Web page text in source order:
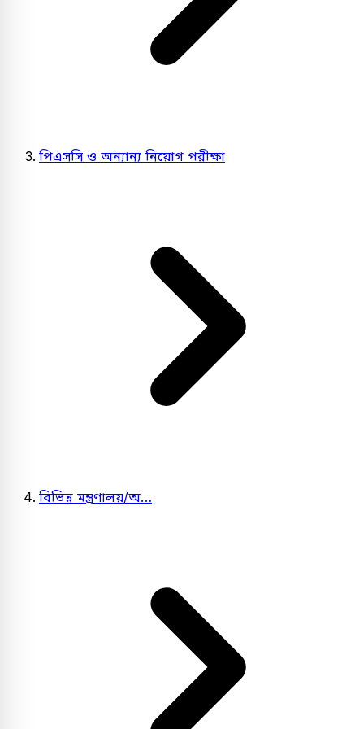
পিএসসি ও অন্যান্য নিয়োগ পরীক্ষা
বিভিন্ন মন্ত্রণালয়/অ…